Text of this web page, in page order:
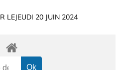
LEJEUDI 20 JUIN 2024